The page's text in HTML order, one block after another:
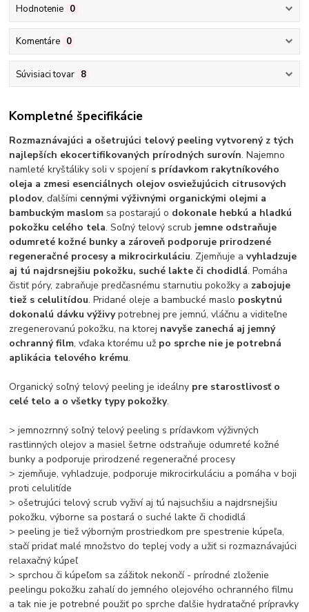
Hodnotenie 0
Komentáre 0
Súvisiaci tovar 8
Kompletné špecifikácie
Rozmaznávajúci a ošetrujúci telový peeling vytvorený z tých
najlepších ekocertifikovaných prírodných surovín. Najemno
namleté kryštáliky soli v spojení s prídavkom rakytníkového
oleja a zmesi esenciálnych olejov osviežujúcich citrusových
plodov, ďalšími cennými výživnými organickými olejmi a
bambuckým maslom sa postarajú o dokonale hebkú a hladkú
pokožku celého tela. Soľný telový scrub jemne odstraňuje
odumreté kožné bunky a zároveň podporuje prirodzené
regeneračné procesy a mikrocirkuláciu. Zjemňuje avyhladzuje
aj tú najdrsnejšiu pokožku, suché lakte či chodidlá. Pomáha
čistiť póry, zabraňuje predčasnému starnutiu pokožky a zabojuje
tiež s celulitídou. Pridané oleje a bambucké maslo poskytnú
dokonalú dávku výživypotrebnej pre jemnú, vláčnu a viditeľne
zregenerovanú pokožku, na ktorej navyše zanechá aj jemný
ochranný film, vďaka ktorému už po sprche nie je potrebná
aplikácia telového krému.
Organický soľný telový peeling je ideálny pre starostlivosť o
celé telo a o všetky typy pokožky.
> jemnozrnný soľný telový peeling s prídavkom výživných
rastlinných olejov a masiel šetrne odstraňuje odumreté kožné
bunky a podporuje prirodzené regeneračné procesy
> zjemňuje, vyhladzuje, podporuje mikrocirkuláciu a pomáha v boji
proti celulitíde
> ošetrujúci telový scrub vyživí aj tú najsuchšiu a najdrsnejšiu
pokožku, výborne sa postará o suché lakte či chodidlá
> peeling je tiež výborným prostriedkom pre spestrenie kúpeľa,
stačí pridať malé množstvo do teplej vody a užiť si rozmaznávajúci
relaxačný kúpeľ
> sprchou či kúpeľom sa zážitok nekončí - prírodné zloženie
peelingu pokožku zahalí do jemného olejového ochranného filmu
a tak nie je potrebné použiť po sprche ďalšie hydratačné prípravky